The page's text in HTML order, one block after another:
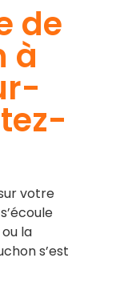
de
à
votre
la
s’est